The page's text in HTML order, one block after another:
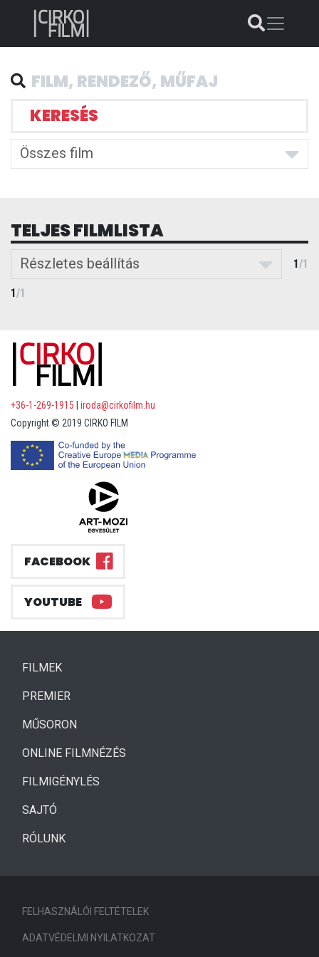
KERESÉS
Összes film
TELJES FILMLISTA
Részletes beállítás 1/1
1/1
+36-1-269-1915
iroda@cirkofilm.hu
Copyright © 2019 CIRKO FILM
FACEBOOK
YOUTUBE
FILMEK(CURRENT)
PREMIER
MŰSORON
ONLINE FILMNÉZÉS
FILMIGÉNYLÉS
SAJTÓ
RÓLUNK
FELHASZNÁLÓI FELTÉTELEK
ADATVÉDELMI NYILATKOZAT